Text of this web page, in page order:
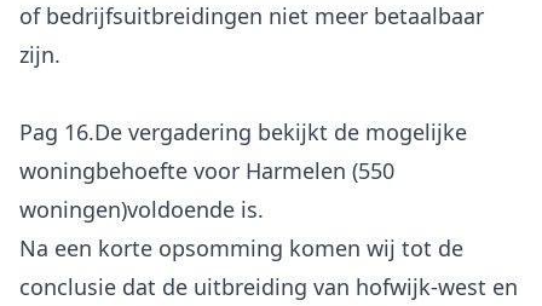
of bedrijfsuitbreidingen niet meer betaalbaar
zijn.
Pag 16.De vergadering bekijkt de mogelijke
woningbehoefte voor Harmelen (550
woningen)voldoende is.
Na een korte opsomming komen wij tot de
conclusie dat de uitbreiding van hofwijk-west en